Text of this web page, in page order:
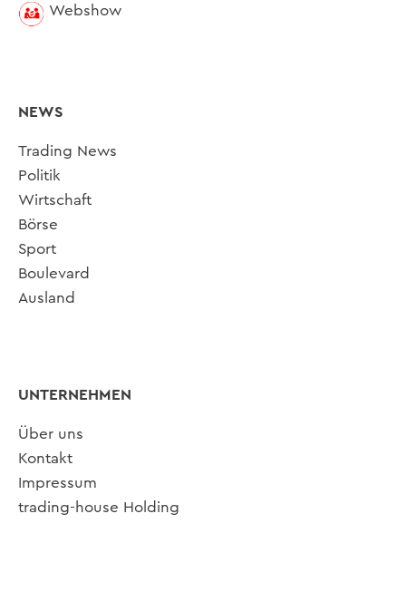
Webshow
NEWS
Trading News
Politik
Wirtschaft
Börse
Sport
Boulevard
Ausland
UNTERNEHMEN
Über uns
Kontakt
Impressum
trading-house Holding